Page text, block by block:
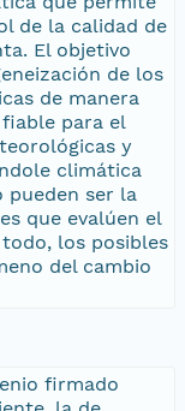
de la calidad de
El objetivo
de los
de manera
para el
y
climática
pueden ser la
que evalúen el
los posibles
del cambio
firmado